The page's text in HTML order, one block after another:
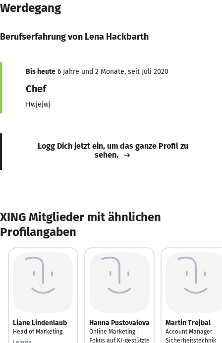
Werdegang
Berufserfahrung von Lena Hackbarth
Bis heute 6 Jahre und 2 Monate, seit Juli 2020
Chef
Hwjejwj
Logg Dich jetzt ein, um das ganze Profil zu
sehen.
XING Mitglieder mit ähnlichen
Profilangaben
Liane Lindenlaub
Head of Marketing
Hanna Pustovalova
Online Marketing |
Fokus auf KI-gestützte
Martin Trejbal
Account Manager
Sicherheitstechnik